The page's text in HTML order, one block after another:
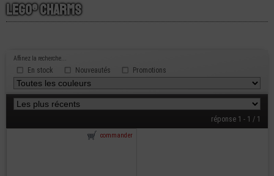
Lego® charms
Affinez la recherche...
En stock Nouveautés Promotions
réponse 1 - 1 / 1
commander